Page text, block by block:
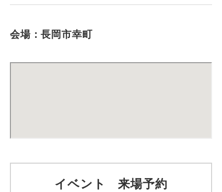
会場：長岡市幸町
イベント 来場予約